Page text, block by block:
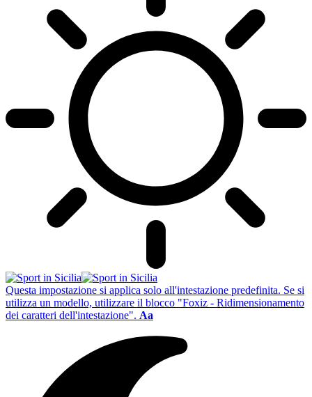
Questa impostazione si applica solo all'intestazione predefinita. Se si
utilizza un modello, utilizzare il blocco "Foxiz - Ridimensionamento
dei caratteri dell'intestazione". Aa